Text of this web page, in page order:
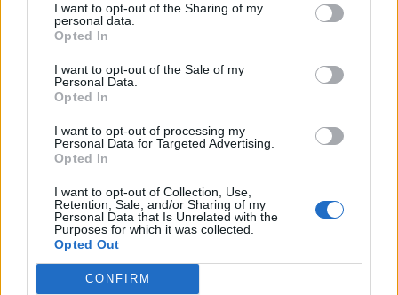
I want to opt-out of the Sharing of my
personal data.
Opted In
I want to opt-out of the Sale of my
Personal Data.
Opted In
I want to opt-out of processing my
Personal Data for Targeted Advertising.
Opted In
I want to opt-out of Collection, Use,
Retention, Sale, and/or Sharing of my
Personal Data that Is Unrelated with the
Purposes for which it was collected.
Opted Out
CONFIRM
leggero stasera 😇
1 Maggio alle ore 21:27
·Ti stimo·Rispondi
Dylan2017
2 Maggio alle ore 22:39
·Ti stimo
Bestiaccia
Spanki livello 12
28 Aprile- 5.091 visualizzazioni
Ma perché? Stavo così bene e tranquilla 🤷😎